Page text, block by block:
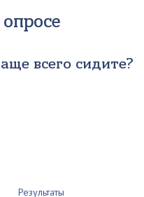
всего сидите?
Результаты